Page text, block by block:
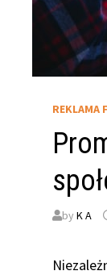
REKLAMA
byK A